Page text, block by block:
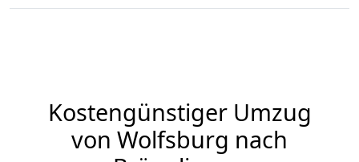
Kostengünstiger Umzug
von Wolfsburg nach